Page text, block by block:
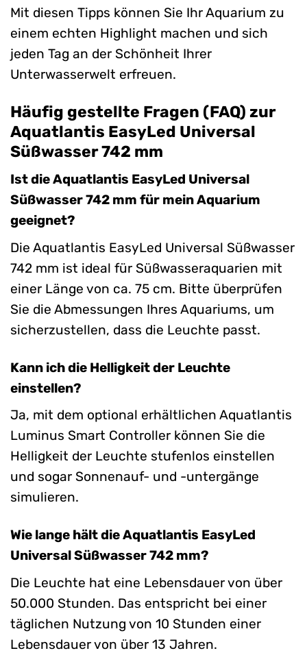
Mit diesen Tipps können Sie Ihr Aquarium zu
einem echten Highlight machen und sich
jeden Tag an der Schönheit Ihrer
Unterwasserwelt erfreuen.
Häufig gestellte Fragen (FAQ) zur
Aquatlantis EasyLed Universal
Süßwasser 742 mm
Ist die Aquatlantis EasyLed Universal
Süßwasser 742 mm für mein Aquarium
geeignet?
Die Aquatlantis EasyLed Universal Süßwasser
742 mm ist ideal für Süßwasseraquarien mit
einer Länge von ca. 75 cm. Bitte überprüfen
Sie die Abmessungen Ihres Aquariums, um
sicherzustellen, dass die Leuchte passt.
Kann ich die Helligkeit der Leuchte
einstellen?
Ja, mit dem optional erhältlichen Aquatlantis
Luminus Smart Controller können Sie die
Helligkeit der Leuchte stufenlos einstellen
und sogar Sonnenauf- und -untergänge
simulieren.
Wie lange hält die Aquatlantis EasyLed
Universal Süßwasser 742 mm?
Die Leuchte hat eine Lebensdauer von über
50.000 Stunden. Das entspricht bei einer
täglichen Nutzung von 10 Stunden einer
Lebensdauer von über 13 Jahren.